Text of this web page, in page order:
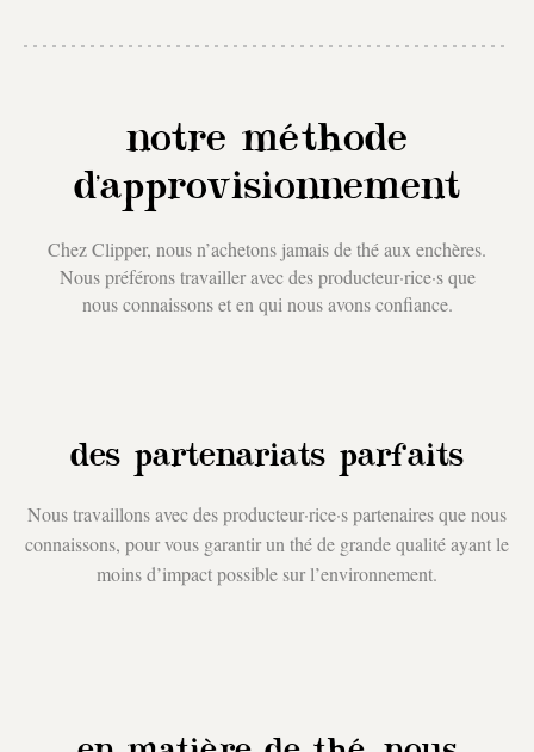
notre méthode
d'approvisionnement
Chez Clipper, nous n’achetons jamais de thé aux enchères.
Nous préférons travailler avec des producteur·rice·s que
nous connaissons et en qui nous avons confiance.
des partenariats parfaits
Nous travaillons avec des producteur·rice·s partenaires que nous
connaissons, pour vous garantir un thé de grande qualité ayant le
moins d’impact possible sur l’environnement.